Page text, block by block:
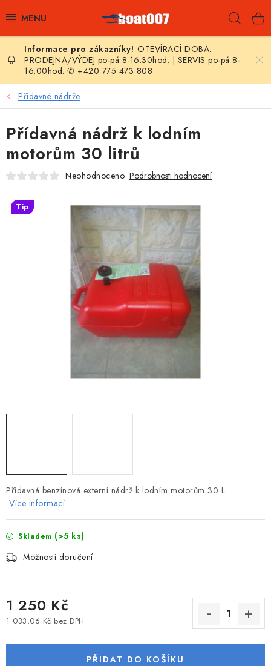
na
E-SHOP
AKČNÍ SLEVY
ZPRAVODAJ
KONTAKTY
LODNÍ MOTORY
NAFUKOVACÍ ČLUNY
MOTOROVÉ ČLUNY
LODNÍ ELEKTROMOTORY
PRAMICE A MOTOROVÉ VESLICE
VODNÍ SKŮTRY
KATAMARÁNY - PONTON BOAT
VODNÍ SPORTY
PŘÍSLUŠENSTVÍ K MOTORŮM
OTEVÍRACÍ DOBA:
PRODEJNA/VÝDEJ po-pá 8-16:30hod. | SERVIS po-pá 8-
16:00hod. ✆ +420 775 473 808
Přídavné nádrže
Přídavná benzínová externí nádrž k lodním motorům 30 L
Více informací
Skladem (>5 ks)
Možnosti doručení
1 250 Kč
1 033,06 Kč bez DPH
PŘIDAT DO KOŠÍKU
Přídavná nádrž k lodním
motorům 30 litrů
Neohodnoceno Podrobnosti hodnocení
Tip